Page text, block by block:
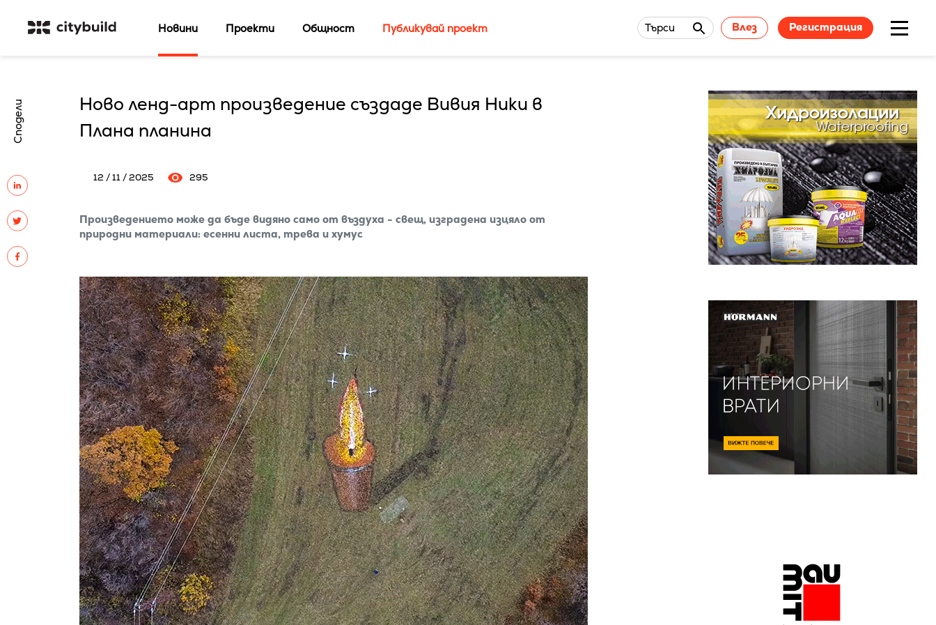
Новини Проекти Общност Публикувай проект Търси Влез Регистрация
Сподели
Ново ленд-арт произведение създаде Вивия Ники в
Плана планина
12 / 11 / 2025 295
Произведението може да бъде видяно само от въздуха - свещ, изградена изцяло от
природни материали: есенни листа, трева и хумус